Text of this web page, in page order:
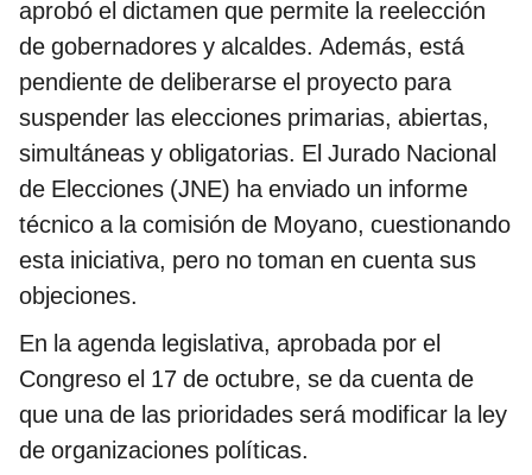
aprobó el dictamen que permite la reelección
de gobernadores y alcaldes. Además, está
pendiente de deliberarse el proyecto para
suspender las elecciones primarias, abiertas,
simultáneas y obligatorias. El Jurado Nacional
de Elecciones (JNE) ha enviado un informe
técnico a la comisión de Moyano, cuestionando
esta iniciativa, pero no toman en cuenta sus
objeciones.
En la agenda legislativa, aprobada por el
Congreso el 17 de octubre, se da cuenta de
que una de las prioridades será modificar la ley
de organizaciones políticas.